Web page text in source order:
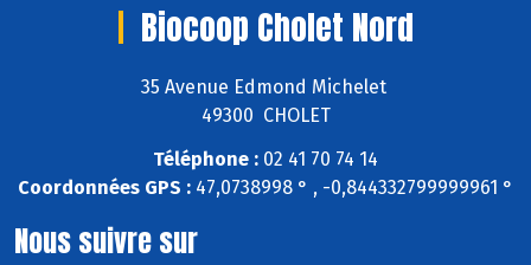
Biocoop Cholet Nord
35 Avenue Edmond Michelet
49300 CHOLET
Téléphone : 02 41 70 74 14
Coordonnées GPS : 47,0738998 ° , -0,844332799999961 °
Nous suivre sur